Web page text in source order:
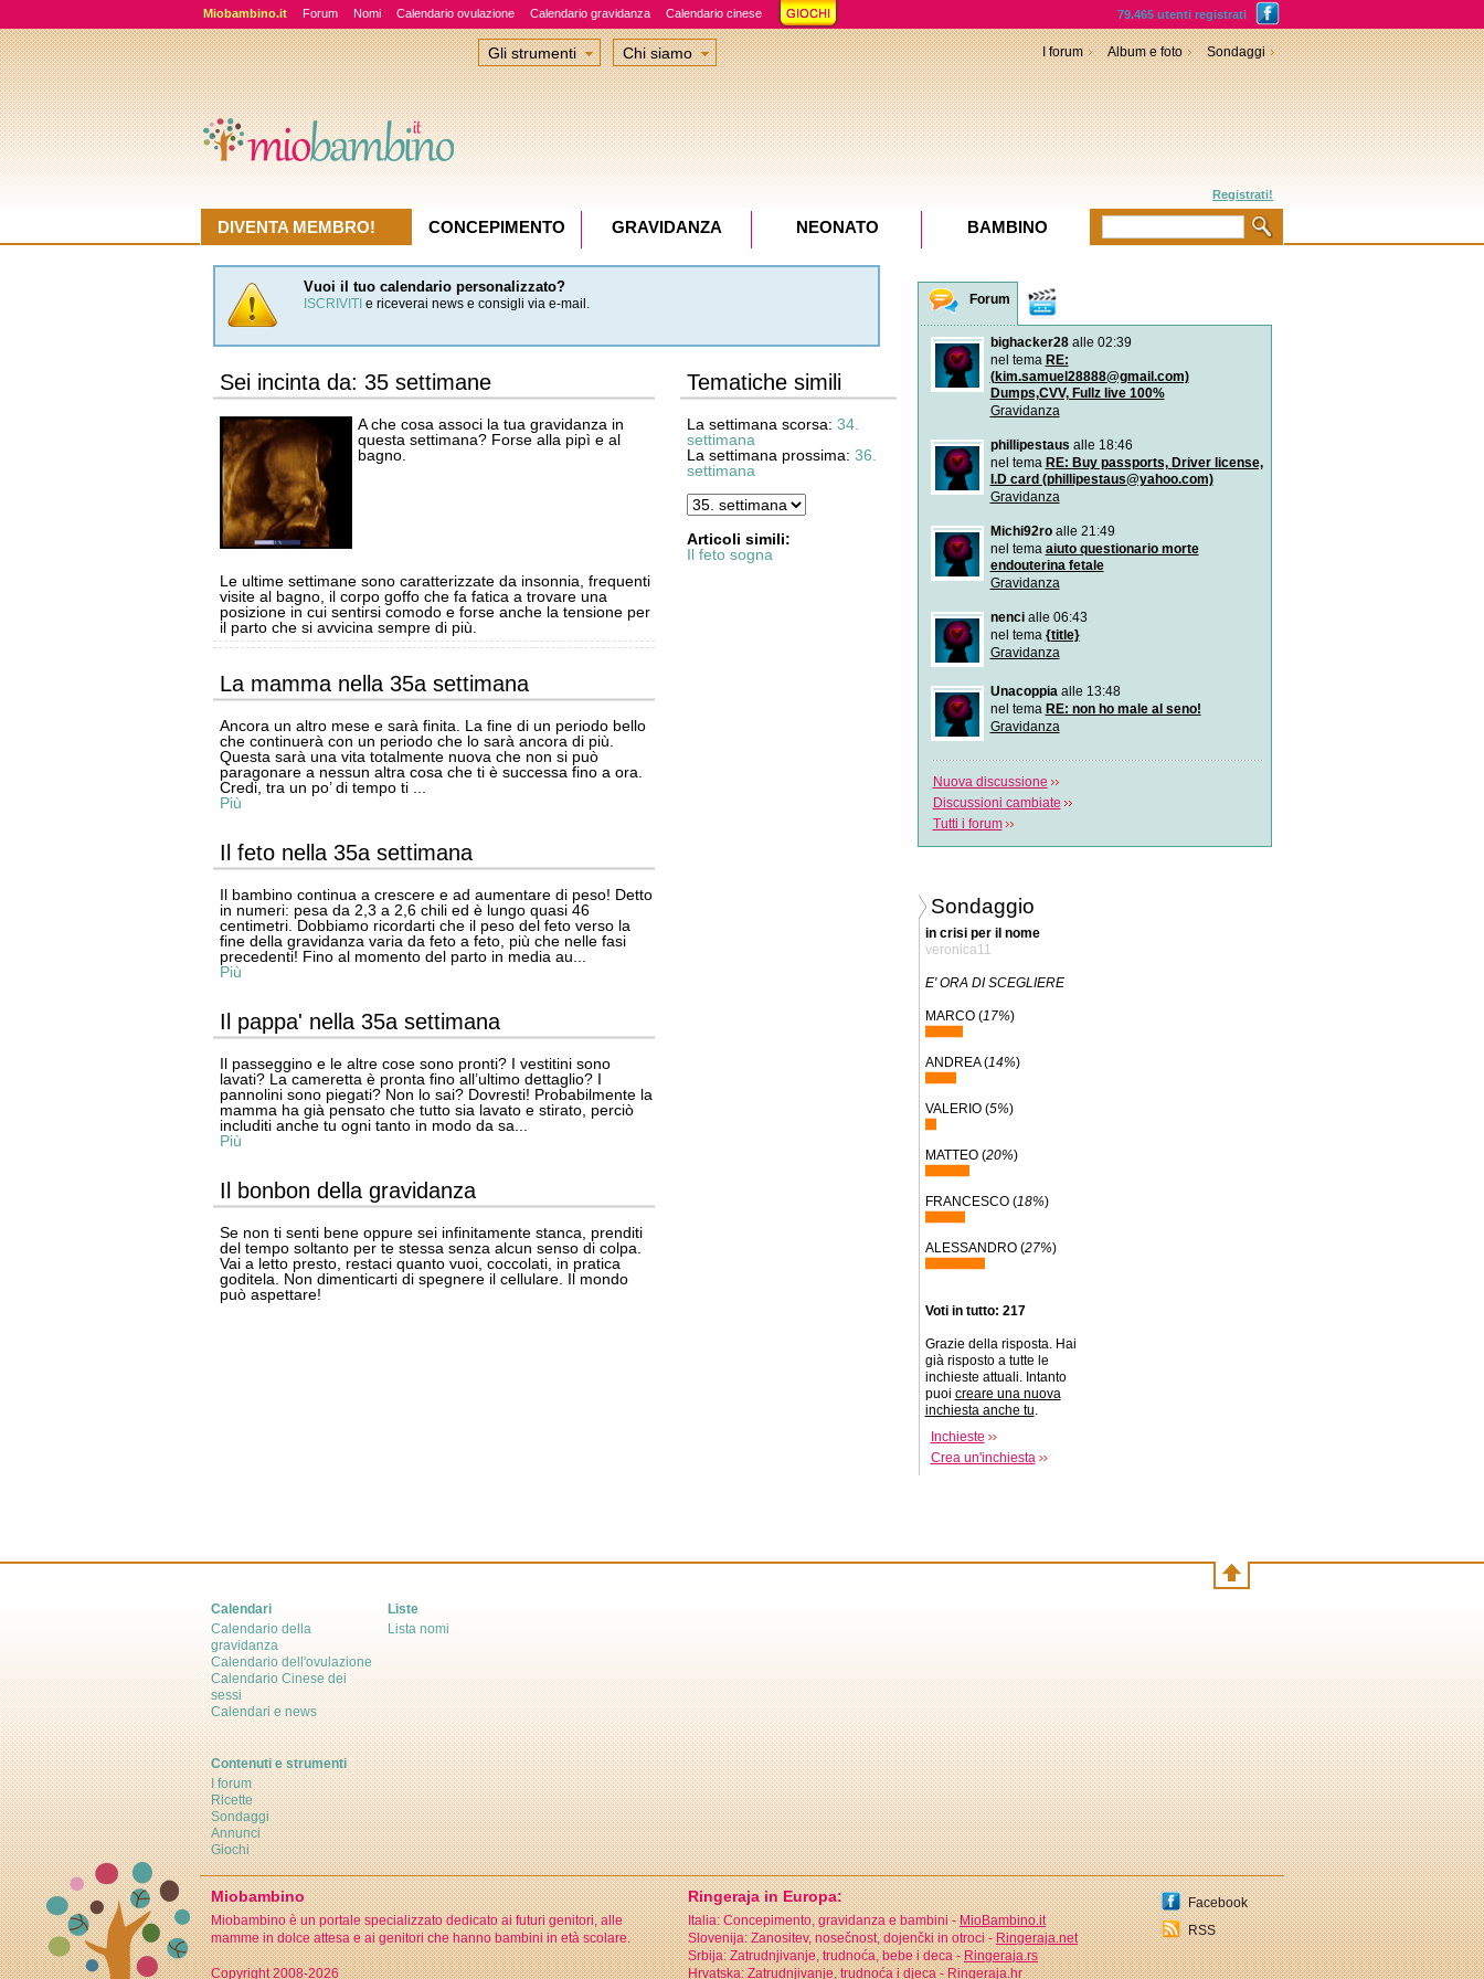
Miobambino.it Forum Nomi Calendario ovulazione Calendario gravidanza Calendario cinese 79.465 utenti registrati
Vuoi il tuo calendario personalizzato?
ISCRIVITI e riceverai news e consigli via e-mail.
Sei incinta da: 35 settimane
A che cosa associ la tua gravidanza in
questa settimana? Forse alla pipì e al
bagno.
Le ultime settimane sono caratterizzate da insonnia, frequenti
visite al bagno, il corpo goffo che fa fatica a trovare una
posizione in cui sentirsi comodo e forse anche la tensione per
il parto che si avvicina sempre di più.
La mamma nella 35a settimana
Ancora un altro mese e sarà finita. La fine di un periodo bello
che continuerà con un periodo che lo sarà ancora di più.
Questa sarà una vita totalmente nuova che non si può
paragonare a nessun altra cosa che ti è successa fino a ora.
Credi, tra un po’ di tempo ti ...
Più
Il feto nella 35a settimana
Il bambino continua a crescere e ad aumentare di peso! Detto
in numeri: pesa da 2,3 a 2,6 chili ed è lungo quasi 46
centimetri. Dobbiamo ricordarti che il peso del feto verso la
fine della gravidanza varia da feto a feto, più che nelle fasi
precedenti! Fino al momento del parto in media au...
Più
Il pappa' nella 35a settimana
Il passeggino e le altre cose sono pronti? I vestitini sono
lavati? La cameretta è pronta fino all’ultimo dettaglio? I
pannolini sono piegati? Non lo sai? Dovresti! Probabilmente la
mamma ha già pensato che tutto sia lavato e stirato, perciò
includiti anche tu ogni tanto in modo da sa...
Più
Il bonbon della gravidanza
Se non ti senti bene oppure sei infinitamente stanca, prenditi
del tempo soltanto per te stessa senza alcun senso di colpa.
Vai a letto presto, restaci quanto vuoi, coccolati, in pratica
goditela. Non dimenticarti di spegnere il cellulare. Il mondo
può aspettare!
Tematiche simili
La settimana scorsa: 34.
settimana
La settimana prossima: 36.
settimana
Articoli simili:
Il feto sogna
Forum
bighacker28alle 02:39
nel tema RE:
(kim.samuel28888@gmail.com)
Dumps,CVV, Fullz live 100%
Gravidanza
phillipestaus alle 18:46
nel tema RE: Buy passports, Driver license,
I.D card (phillipestaus@yahoo.com)
Gravidanza
Michi92roalle 21:49
nel tema aiuto questionario morte
endouterina fetale
Gravidanza
nencialle 06:43
nel tema {title}
Gravidanza
Unacoppiaalle 13:48
nel tema RE: non ho male al seno!
Gravidanza
Nuova discussione
Discussioni cambiate
Tutti i forum
Sondaggio
in crisi per il nome
veronica11
E' ORA DI SCEGLIERE
MARCO (17%)
ANDREA (14%)
VALERIO (5%)
MATTEO (20%)
FRANCESCO (18%)
ALESSANDRO (27%)
Voti in tutto: 217
Grazie della risposta. Hai
già risposto a tutte le
inchieste attuali. Intanto
puoi creare una nuova
inchiesta anche tu.
Inchieste
Crea un'inchiesta
I forum Album e foto Sondaggi
Gli strumenti Chi siamo
Registrati!
DIVENTA MEMBRO! CONCEPIMENTO GRAVIDANZA NEONATO BAMBINO
Calendari
Calendario della
gravidanza
Calendario dell'ovulazione
Calendario Cinese dei
sessi
Calendari e news
Liste
Lista nomi
Contenuti e strumenti
I forum
Ricette
Sondaggi
Annunci
Giochi
Miobambino
Miobambino è un portale specializzato dedicato ai futuri genitori, alle
mamme in dolce attesa e ai genitori che hanno bambini in età scolare.
Copyright 2008-2026
Ringeraja in Europa:
Italia: Concepimento, gravidanza e bambini -MioBambino.it
Slovenija: Zanositev, nosečnost, dojenčki in otroci -Ringeraja.net
Srbija: Zatrudnjivanje, trudnoća, bebe i deca -Ringeraja.rs
Hrvatska: Zatrudnjivanje, trudnoća i djeca -Ringeraja.hr
Facebook
RSS